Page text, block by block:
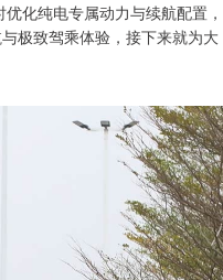
化纯电专属动力与续航配置，
极致驾乘体验，接下来就为大